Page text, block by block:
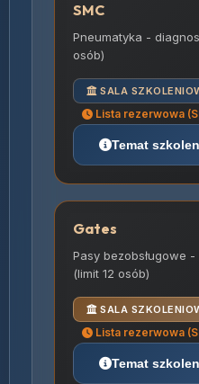
SMC
Pneumatyka -
osób)
SALA
Lista rezerwowa
Temat
Gates
Pasy bezobsługowe
(limit 12 osób)
SALA
Lista rezerwowa
Temat